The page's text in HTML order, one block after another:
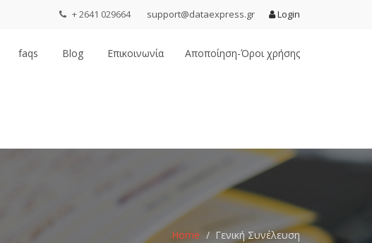
Login
+ 2641 029664 support@dataexpress.gr
faqs Blog Επικοινωνία Αποποίηση-Όροι χρήσης
Home Γενική Συνέλευση